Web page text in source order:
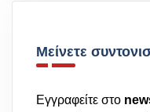
Μείνετε
Εγγραφείτε στο